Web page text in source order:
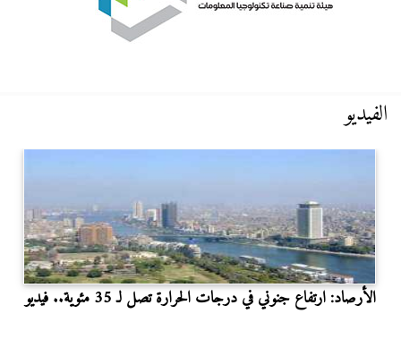
الفيديو
الأرصاد: ارتفاع جنوني في درجات الحرارة تصل لـ 35 مئوية.. فيديو